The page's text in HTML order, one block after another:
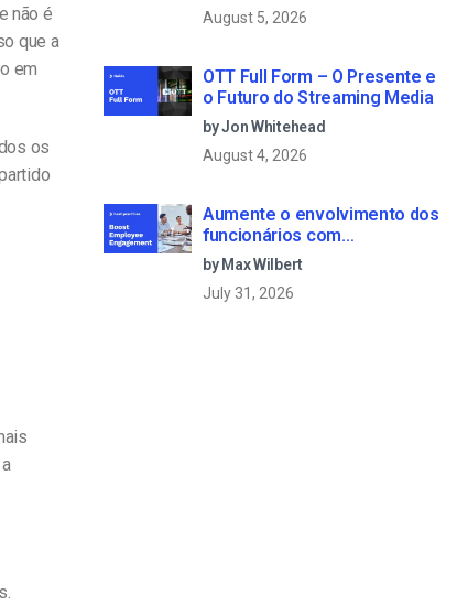
não é
que a
em
os
August 5, 2026
OTT Full Form – O Presente e
o Futuro do Streaming Media
by Jon Whitehead
August 4, 2026
Aumente o envolvimento dos
funcionários com
comunicações empresariais
em direto
by Max Wilbert
July 31, 2026